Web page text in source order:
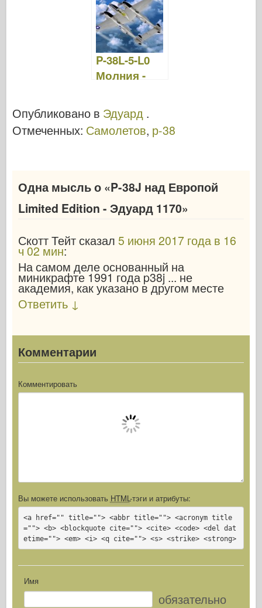
ar st r d
o
n
P-38L-5-L0
Молния -
BOSS 80284
Опубликовано в Эдуард .
Отмеченных: Самолетов, р-38
Одна мысль о «P-38J над Европой
Limited Edition - Эдуард 1170»
Скотт Тейтсказал 5 июня 2017 года в 16
ч 02 мин:
На самом деле основанный на
миникрафте 1991 года p38j ... не
академия, как указано в другом месте
Ответить ↓
Комментарии
Комментировать
Вы можете использовать HTML-тэги и атрибуты:
<a href="" title=""> <abbr title=""> <acronym title
=""> <b> <blockquote cite=""> <cite> <code> <del dat
etime=""> <em> <i> <q cite=""> <s> <strike> <strong>
Имя
обязательно